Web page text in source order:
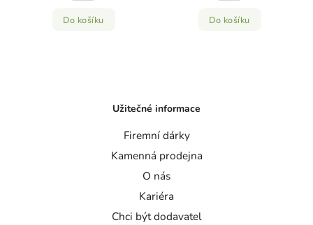
Do košíku Do košíku
Užitečné informace
Firemní dárky
Kamenná prodejna
O nás
Kariéra
Chci být dodavatel